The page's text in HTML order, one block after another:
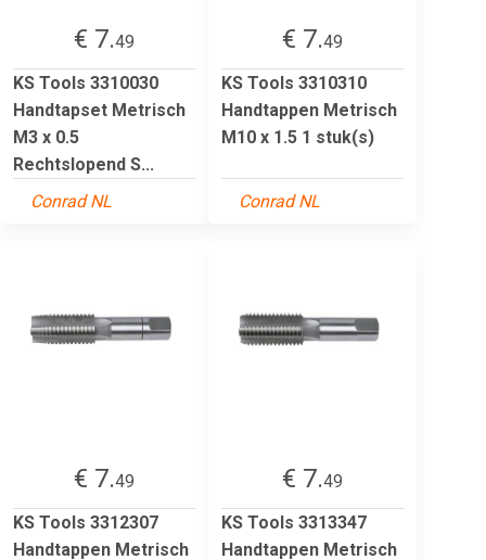
€ 7.49
KS Tools 3310030
Handtapset Metrisch
M3 x 0.5
Rechtslopend S...
Conrad NL
€ 7.49
KS Tools 3310310
Handtappen Metrisch
M10 x 1.5 1 stuk(s)
Conrad NL
€ 7.49
KS Tools 3312307
Handtappen Metrisch
€ 7.49
KS Tools 3313347
Handtappen Metrisch